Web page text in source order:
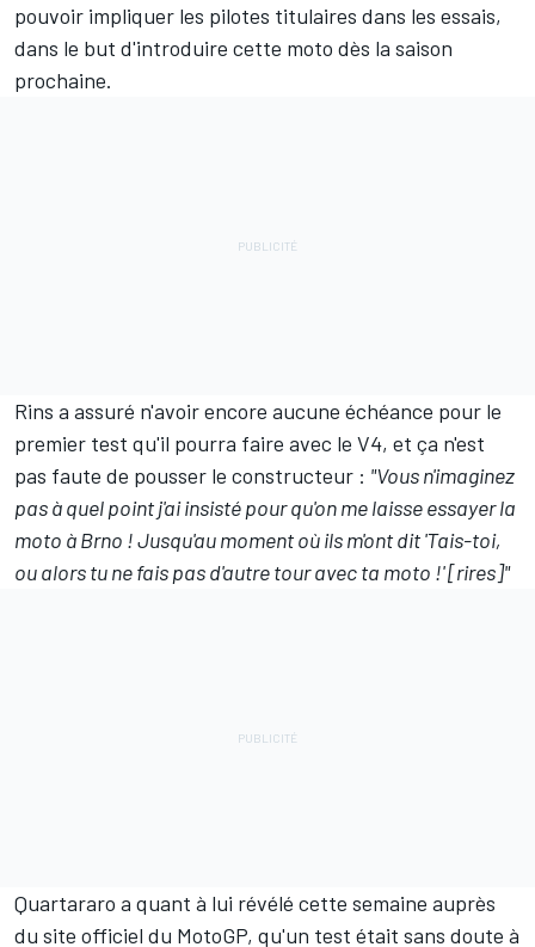
pouvoir impliquer les pilotes titulaires dans les essais,
dans le but d'introduire cette moto dès la saison
prochaine.
Rins a assuré n'avoir encore aucune échéance pour le
premier test qu'il pourra faire avec le V4, et ça n'est
pas faute de pousser le constructeur : "Vous n'imaginez
pas à quel point j'ai insisté pour qu'on me laisse essayer la
moto à Brno ! Jusqu'au moment où ils m'ont dit 'Tais-toi,
ou alors tu ne fais pas d'autre tour avec ta moto !' [rires]"
Quartararo a quant à lui révélé cette semaine auprès
du site officiel du MotoGP, qu'un test était sans doute à